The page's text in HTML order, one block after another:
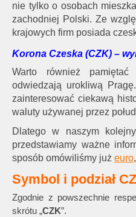
nie tylko o osobach
zachodniej Polski. Ze
krajowych firm posiada
Korona Czeska (CZK) –
Warto również
odwiedzają urokliwą
zainteresować ciekawą
waluty używanej przez
Dlatego w naszym
przedstawiamy ważne
sposób omówiliśmy już euro,
Symbol i podział
Zgodnie z powszechnie
skrótu „CZK”.